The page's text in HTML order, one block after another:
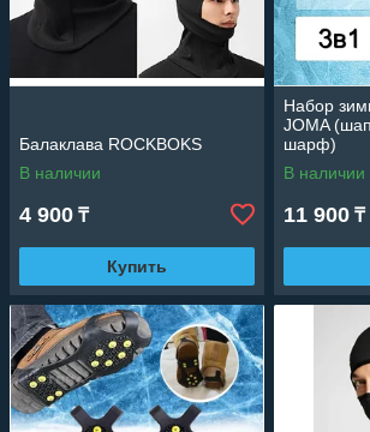
Балаклава ROCKBOKS
В наличии
4 900 ₸
Купить
Набор
JOMA
шарф)
В наличии
11 900 ₸